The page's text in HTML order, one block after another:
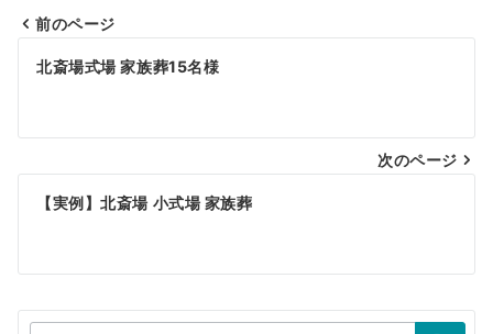
ナ
ビ
シ
ョ
前のページ
北斎場式場 家族葬15名様
次のページ
【実例】北斎場 小式場 家族葬